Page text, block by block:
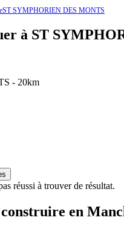
ST SYMPHORIEN DES MONTS
à ST
- 20km
réussi à trouver de résultat.
en